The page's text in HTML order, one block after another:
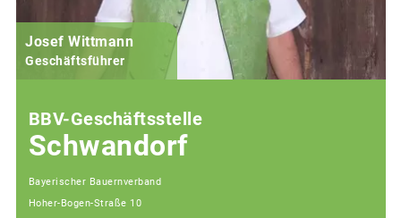
Josef Wittmann
Geschäftsführer
BBV-Geschäftsstelle
Schwandorf
Bayerischer Bauernverband
Hoher-Bogen-Straße 10